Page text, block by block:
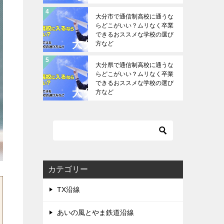
大分市で通信制高校に通うな
らどこがいい？ムリなく卒業
できるおススメな学校の選び
方など
大分県で通信制高校に通うな
らどこがいい？ムリなく卒業
できるおススメな学校の選び
方など
カテゴリー
TX沿線
あいの風とやま鉄道沿線